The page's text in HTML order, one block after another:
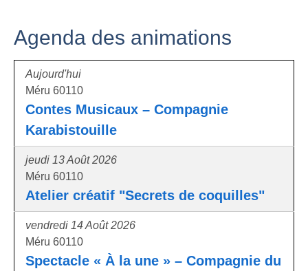
Agenda des animations
Aujourd'hui
Méru 60110
Contes Musicaux – Compagnie
Karabistouille
jeudi 13 Août 2026
Méru 60110
Atelier créatif "Secrets de coquilles"
vendredi 14 Août 2026
Méru 60110
Spectacle « À la une » – Compagnie du